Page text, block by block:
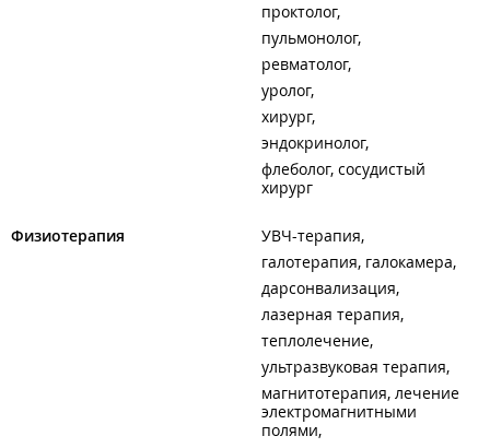
проктолог
пульмонолог
ревматолог
уролог
хирург
эндокринолог
флеболог, сосудистый
хирург
Физиотерапия
УВЧ-терапия
галотерапия, галокамера
дарсонвализация
лазерная терапия
теплолечение
ультразвуковая терапия
магнитотерапия, лечение
электромагнитными
полями